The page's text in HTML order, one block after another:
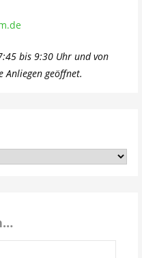
bis 9:30 Uhr und von
Anliegen geöffnet.